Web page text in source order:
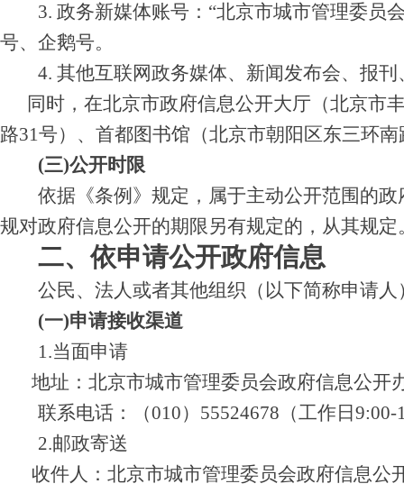
3. 政务新媒体账号：“北京市城市管理委员会
号、企鹅号。
4. 其他互联网政务媒体、新闻发布会、报刊
同时，在北京市政府信息公开大厅（北京市
路31号）、首都图书馆（北京市朝阳区东三环
(三)公开时限
依据《条例》规定，属于主动公开范围的政
规对政府信息公开的期限另有规定的，从其规定
二、依申请公开政府信息
公民、法人或者其他组织（以下简称申请人
(一)申请接收渠道
1.当面申请
地址：北京市城市管理委员会政府信息公开
联系电话：（010）55524678（工作日9:00-
2.邮政寄送
收件人：北京市城市管理委员会政府信息公